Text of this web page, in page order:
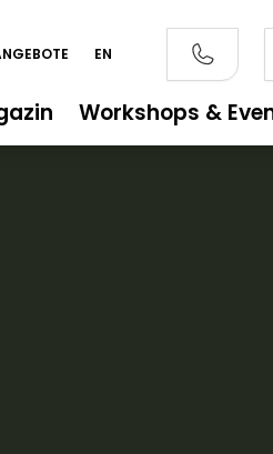
EN
Workshops &